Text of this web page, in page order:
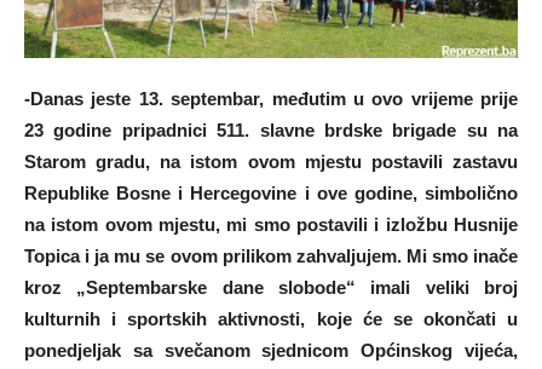
-Danas jeste 13. septembar, međutim u ovo vrijeme prije
23 godine pripadnici 511. slavne brdske brigade su na
Starom gradu, na istom ovom mjestu postavili zastavu
Republike Bosne i Hercegovine i ove godine, simbolično
na istom ovom mjestu, mi smo postavili i izložbu Husnije
Topica i ja mu se ovom prilikom zahvaljujem. Mi smo inače
kroz „Septembarske dane slobode“ imali veliki broj
kulturnih i sportskih aktivnosti, koje će se okončati u
ponedjeljak sa svečanom sjednicom Općinskog vijeća,